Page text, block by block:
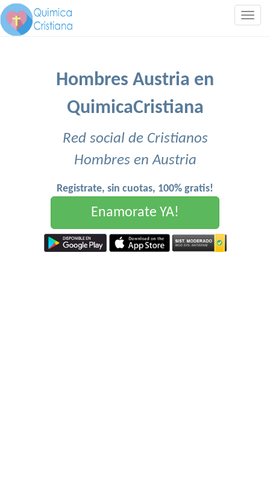
Hombres Austria en
QuimicaCristiana
Red social de Cristianos
Hombres en Austria
Registrate, sin cuotas, 100% gratis!
Enamorate YA!